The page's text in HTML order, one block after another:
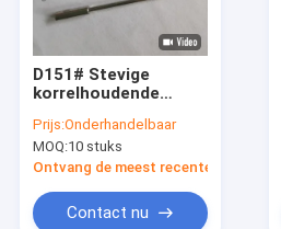
D151# Stevige
korrelhoudende
diamanten slijppen
met 2,2 mm
hoofddiameter en 8
Prijs:Onderhandelbaar
MOQ:10 stuks
Ontvang de meest recente Prijs
Contact nu